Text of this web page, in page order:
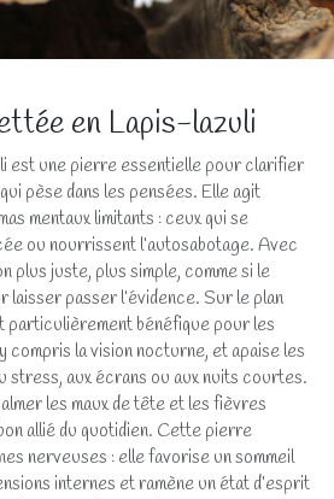
en Lapis-lazuli
est une pierre essentielle pour clarifier
pèse dans les pensées. Elle agit
mentaux limitants : ceux qui se
ou nourrissent l’autosabotage. Avec
plus juste, plus simple, comme si le
laisser passer l’évidence. Sur le plan
particulièrement bénéfique pour les
compris la vision nocturne, et apaise les
stress, aux écrans ou aux nuits courtes.
les maux de tête et les fièvres
allié du quotidien. Cette pierre
nerveuses : elle favorise un sommeil
internes et ramène un état d’esprit